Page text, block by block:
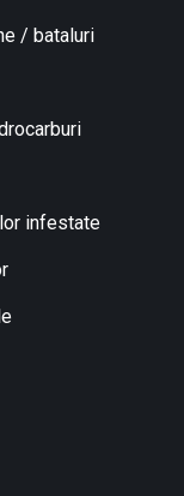
/ bataluri
infestate